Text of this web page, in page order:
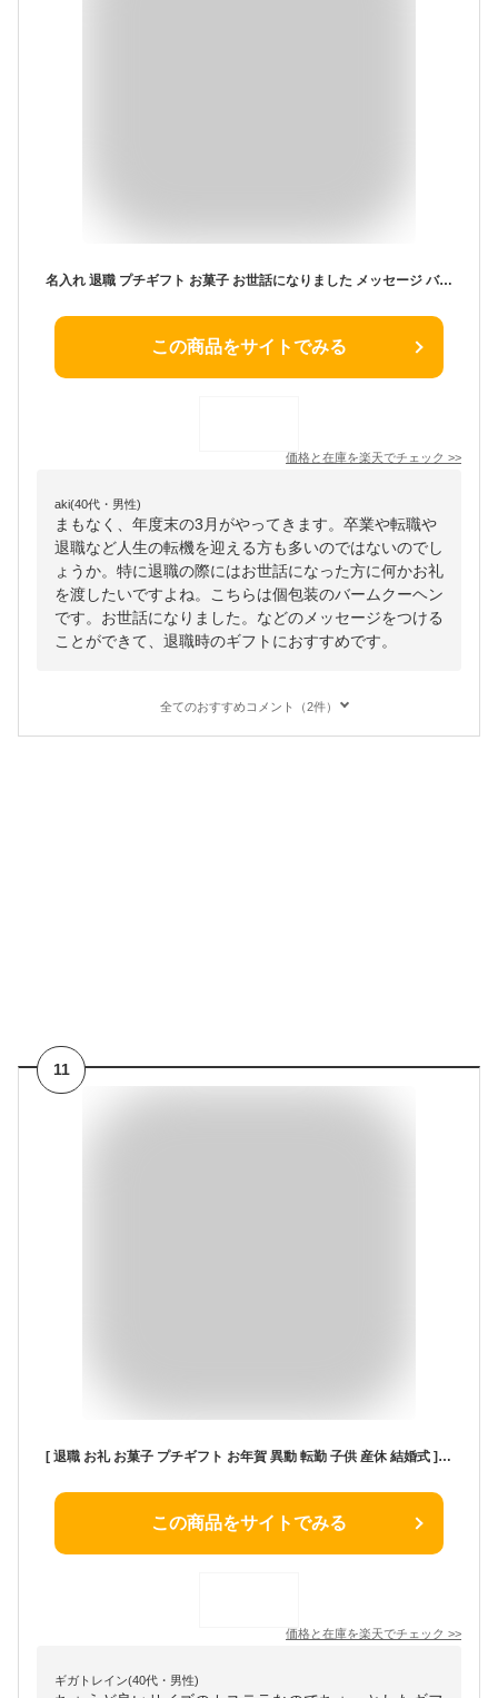
名入れ 退職 プチギフト お菓子 お世話になりました メッセージ バウムクーヘン 個包装 バレンタイン ホワイトデー お礼の品 大量 プレゼント ノベルティ 結婚式 かわいい おしゃれ ありがとうございます 粗品 おしゃれ 送料無料 男性 女性
この商品をサイトでみる
価格と在庫を楽天でチェック >>
aki(40代・男性)
まもなく、年度末の3月がやってきます。卒業や転職や
退職など人生の転機を迎える方も多いのではないのでし
ょうか。特に退職の際にはお世話になった方に何かお礼
を渡したいですよね。こちらは個包装のバームクーヘン
です。お世話になりました。などのメッセージをつける
ことができて、退職時のギフトにおすすめです。
全てのおすすめコメント（2件）
11
[ 退職 お礼 お菓子 プチギフト お年賀 異動 転勤 子供 産休 結婚式 ] 個包装 カステラ [ 送別会 お返し プレゼント 卒園 卒業 メッセージ おすすめ お配り お礼 ありがとう 300円 感謝 500円 おしゃれ 安い 大量 販促 粗品 まとめ買い 挨拶 和菓子 大量注文 ] TK20
この商品をサイトでみる
価格と在庫を楽天でチェック >>
ギガトレイン(40代・男性)